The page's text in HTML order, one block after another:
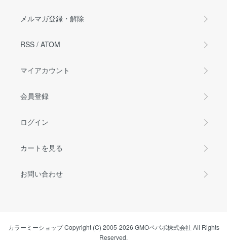
メルマガ登録・解除
RSS / ATOM
マイアカウント
会員登録
ログイン
カートを見る
お問い合わせ
カラーミーショップCopyright (C) 2005-2026 GMOペパボ株式会社 All Rights
Reserved.